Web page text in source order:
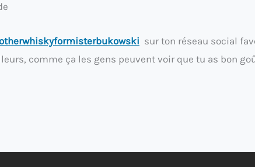
sur ton réseau social
comme ça les gens peuvent voir que tu as bon